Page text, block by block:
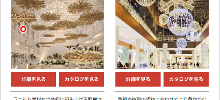
すまいリング 設計士インタビュー
Q＆A 販売・施工代理店募集
お気に入り